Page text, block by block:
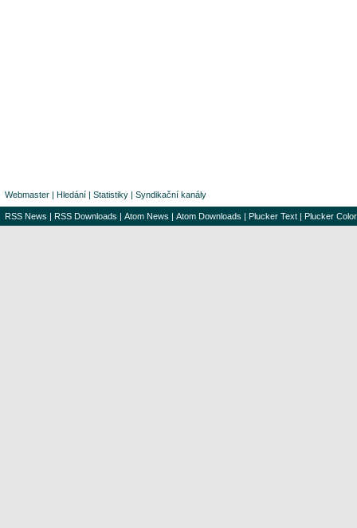
Webmaster | Hledání | Statistiky | Syndikační kanály
RSS News | RSS Downloads | Atom News | Atom Downloads | Plucker Text | Plucker Color